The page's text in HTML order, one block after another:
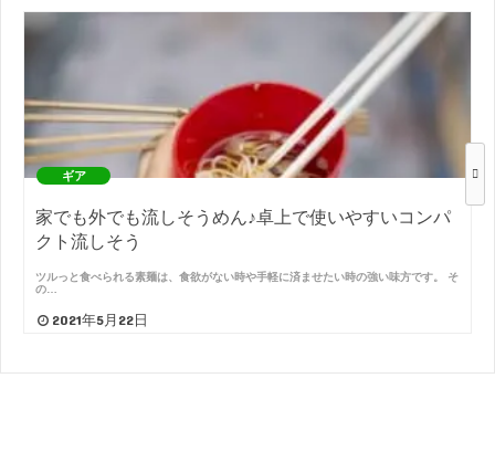
ギア
家でも外でも流しそうめん♪卓上で使いやすいコンパ
クト流しそう
ツルっと食べられる素麺は、食欲がない時や手軽に済ませたい時の強い味方です。 そ
の…
2021年5月22日